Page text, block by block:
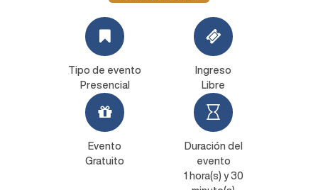
Tipo de evento
Presencial
Ingreso
Libre
Evento
Gratuito
Duración del
evento
1 hora(s) y 30